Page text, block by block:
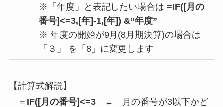
※「年度」と表記したい場合は=IF([月の
番号]<=3,[年]-1,[年]) &”年度”
※年度の開始が9月(8月期決算)の場合は
「３」 を「8」に変更します
【計算式解説】
＝ IF([月の番号]<=3← 月の番号が3以下かど